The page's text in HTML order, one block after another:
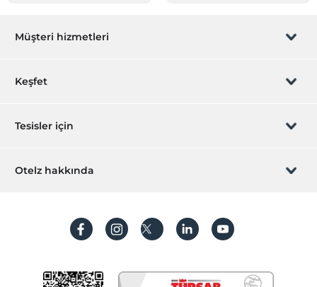
Müşteri hizmetleri
Rezervasyon yönet
Sıkça sorulan sorular
Keşfet
Hediye Kart
Hesap oluştur
Tesisler için
Hemen tesisinizi ekleyin
Otelz hakkında
Koşullar ve şartlar